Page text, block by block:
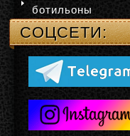
ботильоны
СОЦСЕТИ: